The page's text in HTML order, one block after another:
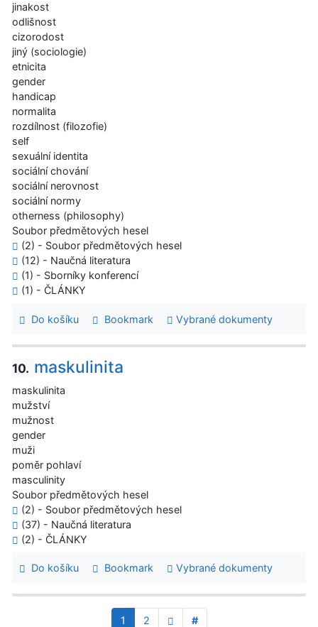
jinakost
odlišnost
cizorodost
jiný (sociologie)
etnicita
gender
handicap
normalita
rozdílnost (filozofie)
self
sexuální identita
sociální chování
sociální nerovnost
sociální normy
otherness (philosophy)
Soubor předmětových hesel
(2) - Soubor předmětových hesel
(12) - Naučná literatura
(1) - Sborníky konferencí
(1) - ČLÁNKY
Do košíku Bookmark Vybrané dokumenty
10. maskulinita
maskulinita
mužství
mužnost
gender
muži
poměr pohlaví
masculinity
Soubor předmětových hesel
(2) - Soubor předmětových hesel
(37) - Naučná literatura
(2) - ČLÁNKY
Do košíku Bookmark Vybrané dokumenty
1 2 #